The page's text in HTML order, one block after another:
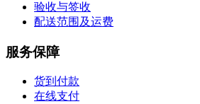
验收与签收
配送范围及运费
服务保障
货到付款
在线支付